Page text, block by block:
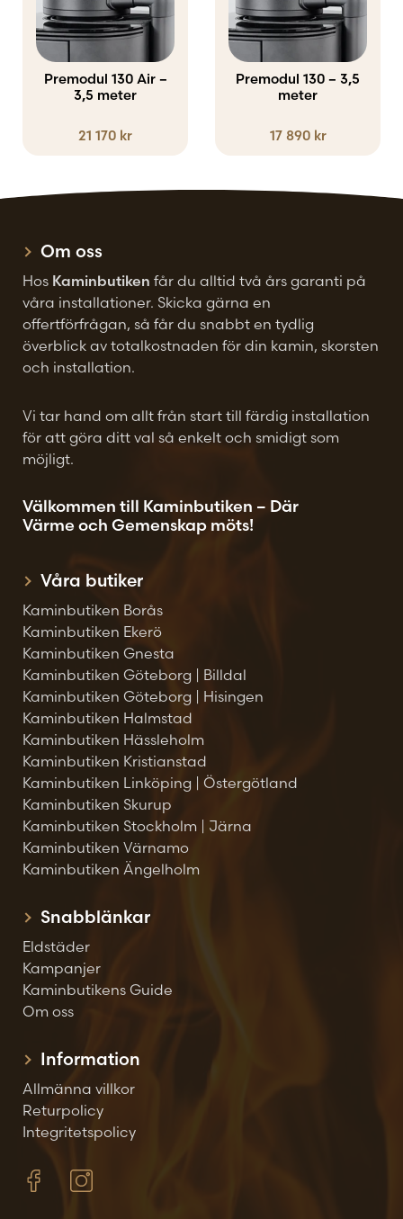
Inredning och redskap
Tillbehör
Premodul 130 Air –
3,5 meter
21 170 kr
Premodul 130 – 3,5
meter
17 890 kr
Om oss
Hos Kaminbutiken får du alltid två års garanti på
våra installationer. Skicka gärna en
offertförfrågan, så får du snabbt en tydlig
överblick av totalkostnaden för din kamin, skorsten
och installation.
Vi tar hand om allt från start till färdig installation
för att göra ditt val så enkelt och smidigt som
möjligt.
Välkommen till Kaminbutiken – Där
Värme och Gemenskap möts!
Våra butiker
Kaminbutiken Borås
Kaminbutiken Ekerö
Kaminbutiken Gnesta
Kaminbutiken Göteborg | Billdal
Kaminbutiken Göteborg | Hisingen
Kaminbutiken Halmstad
Kaminbutiken Hässleholm
Kaminbutiken Kristianstad
Kaminbutiken Linköping | Östergötland
Kaminbutiken Skurup
Kaminbutiken Stockholm | Järna
Kaminbutiken Värnamo
Kaminbutiken Ängelholm
Snabblänkar
Eldstäder
Kampanjer
Kaminbutikens Guide
Om oss
Information
Allmänna villkor
Returpolicy
Integritetspolicy